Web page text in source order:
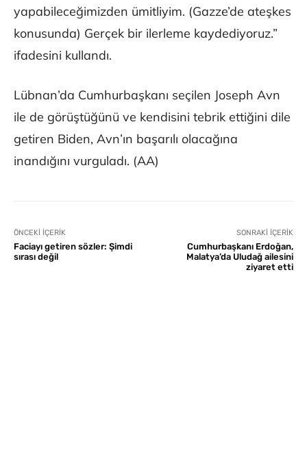
yapabileceğimizden ümitliyim. (Gazze’de ateşkes
konusunda) Gerçek bir ilerleme kaydediyoruz.”
ifadesini kullandı.
Lübnan’da Cumhurbaşkanı seçilen Joseph Avn
ile de görüştüğünü ve kendisini tebrik ettiğini dile
getiren Biden, Avn’ın başarılı olacağına
inandığını vurguladı. (AA)
ÖNCEKI İÇERIK
Faciayı getiren sözler: Şimdi
sırası değil
SONRAKI İÇERIK
Cumhurbaşkanı Erdoğan,
Malatya’da Uludağ ailesini
ziyaret etti